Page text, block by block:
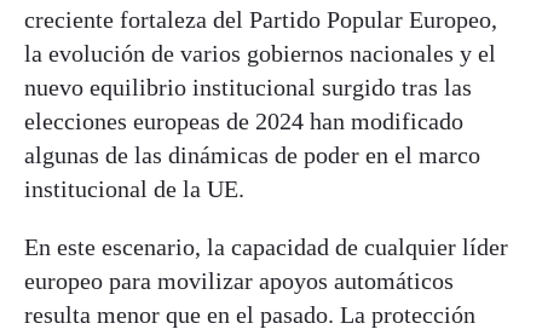
creciente fortaleza del Partido Popular Europeo,
la evolución de varios gobiernos nacionales y el
nuevo equilibrio institucional surgido tras las
elecciones europeas de 2024 han modificado
algunas de las dinámicas de poder en el marco
institucional de la UE.
En este escenario, la capacidad de cualquier líder
europeo para movilizar apoyos automáticos
resulta menor que en el pasado. La protección